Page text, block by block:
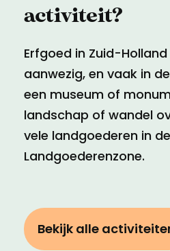
activiteit?
Erfgoed in Zuid-
aanwezig, en vaak in
een museum of
landschap of wandel
vele landgoederen in de
Landgoederenzone.
Bekijk alle